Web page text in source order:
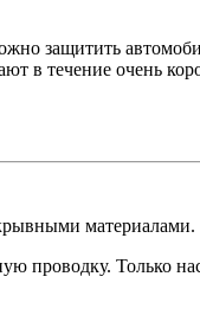
защитить
в течение очень
материалами.
проводку. Только